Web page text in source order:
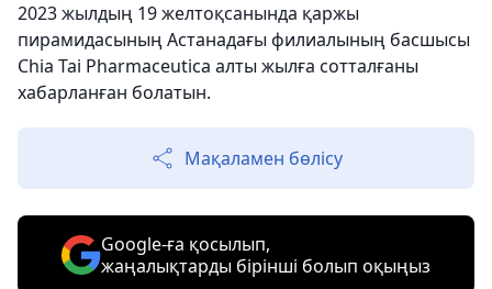
2023 жылдың 19 желтоқсанында қаржы
пирамидасының Астанадағы филиалының басшысы
Chia Tai Pharmaceutica алты жылға сотталғаны
хабарланған болатын.
Мақаламен бөлісу
Google-ға қосылып,
жаңалықтарды бірінші болып оқыңыз